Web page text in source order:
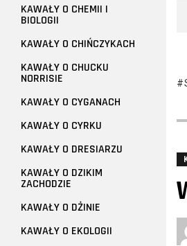
KAWAŁY O CHEMII I
BIOLOGII
KAWAŁY O CHIŃCZYKACH
KAWAŁY O CHUCKU
NORRISIE
KAWAŁY O CYGANACH
KAWAŁY O CYRKU
KAWAŁY O DRESIARZU
KAWAŁY O DZIKIM
ZACHODZIE
KAWAŁY O DŻINIE
KAWAŁY O EKOLOGII